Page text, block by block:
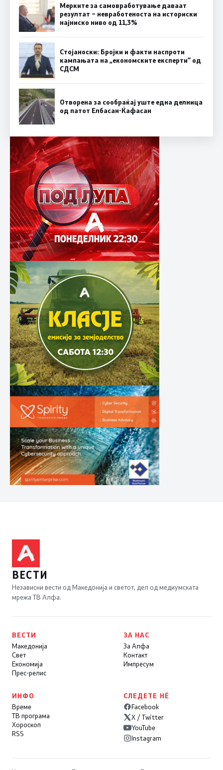
Мерките за самовработување даваат
резултат – невработеноста на историски
најниско ниво од 11,3%
Стојаноски: Бројки и факти наспроти
кампањата на „економските експерти“ од
СДСM
Отворена за сообраќај уште една делница
од патот Елбасан-Ќафасан
ВЕСТИ
Независни вести од Македонија и светот, дел од медиумската
мрежа ТВ Алфа.
ВЕСТИ
Македонија
Свет
Економија
Прес-релис
ЗА НАС
За Алфа
Контакт
Импресум
ИНФО
Време
ТВ програма
Хороскоп
RSS
СЛЕДЕТЕ НÉ
Facebook
X / Twitter
YouTube
Instagram